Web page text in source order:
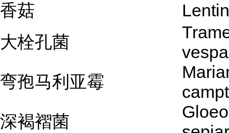
香菇
大栓孔菌
弯孢马利亚霉
深褐褶菌